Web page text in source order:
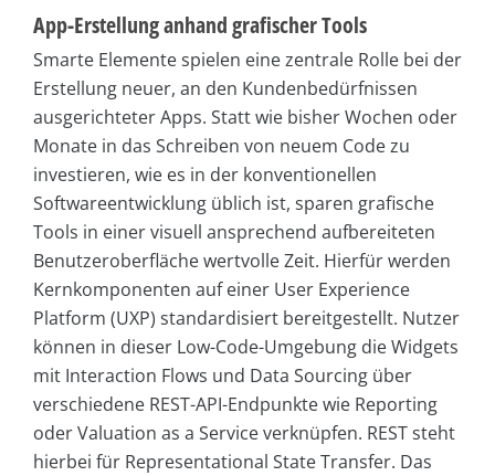
App-Erstellung anhand grafischer Tools
Smarte Elemente spielen eine zentrale Rolle bei der
Erstellung neuer, an den Kundenbedürfnissen
ausgerichteter Apps. Statt wie bisher Wochen oder
Monate in das Schreiben von neuem Code zu
investieren, wie es in der konventionellen
Softwareentwicklung üblich ist, sparen grafische
Tools in einer visuell ansprechend aufbereiteten
Benutzeroberfläche wertvolle Zeit. Hierfür werden
Kernkomponenten auf einer User Experience
Platform (UXP) standardisiert bereitgestellt. Nutzer
können in dieser Low-Code-Umgebung die Widgets
mit Interaction Flows und Data Sourcing über
verschiedene REST-API-Endpunkte wie Reporting
oder Valuation as a Service verknüpfen. REST steht
hierbei für Representational State Transfer. Das